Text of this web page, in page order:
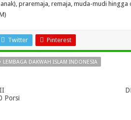
praremaja, remaja, muda-mudi hingga
Twitter Pinterest
LEMBAGA DAKWAH ISLAM INDONESIA
Porsi